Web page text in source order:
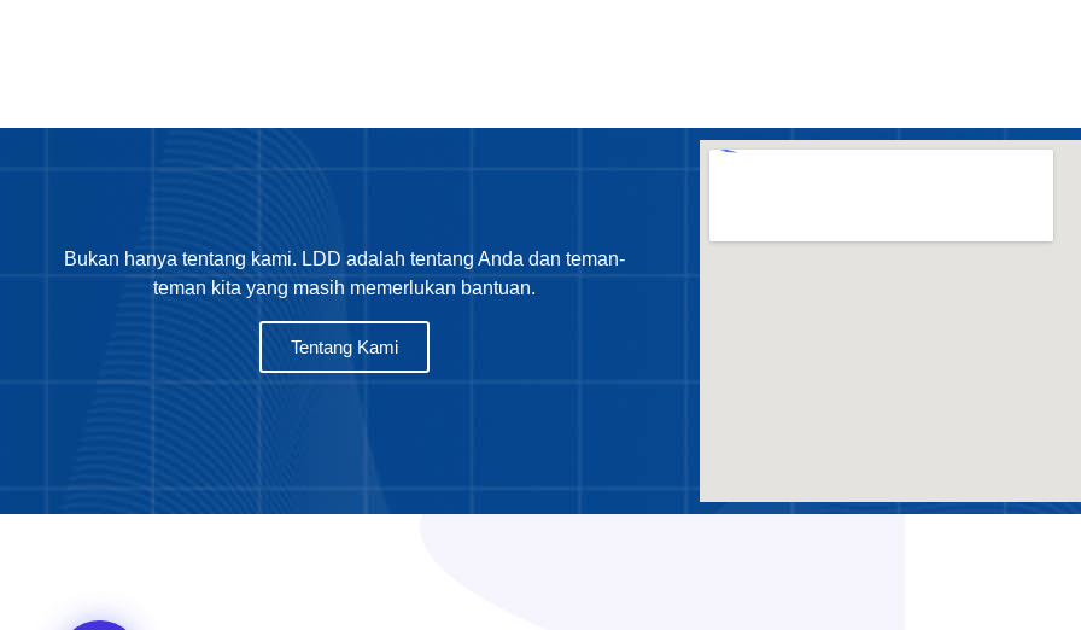
Bukan hanya tentang kami. LDD adalah tentang Anda dan teman-
teman kita yang masih memerlukan bantuan.
Tentang Kami